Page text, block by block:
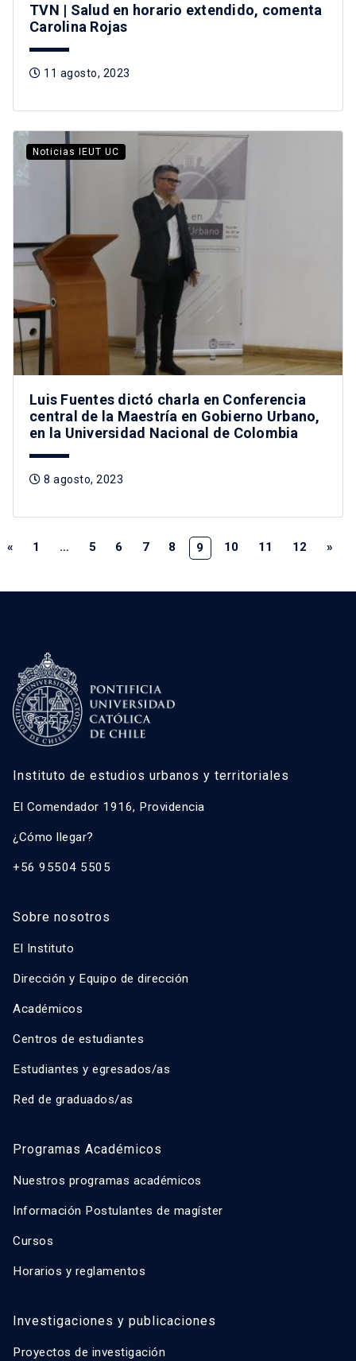
TVN | Salud en horario extendido, comenta
Carolina Rojas
11 agosto, 2023
Noticias IEUT UC
Luis Fuentes dictó charla en Conferencia
central de la Maestría en Gobierno Urbano,
en la Universidad Nacional de Colombia
8 agosto, 2023
« 1 … 5 6 7 8 9 10 11 12 »
Instituto de estudios urbanos y territoriales
El Comendador 1916, Providencia
¿Cómo llegar?
+56 95504 5505
Sobre nosotros
El Instituto
Dirección y Equipo de dirección
Académicos
Centros de estudiantes
Estudiantes y egresados/as
Red de graduados/as
Programas Académicos
Nuestros programas académicos
Información Postulantes de magíster
Cursos
Horarios y reglamentos
Investigaciones y publicaciones
Proyectos de investigación